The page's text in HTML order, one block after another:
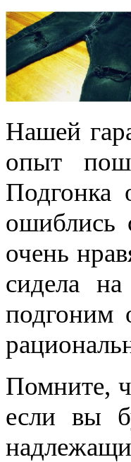
Нашей
опыт
Подгонка
ошиблись
очень
сидела
подгоним
Помните,
если вы